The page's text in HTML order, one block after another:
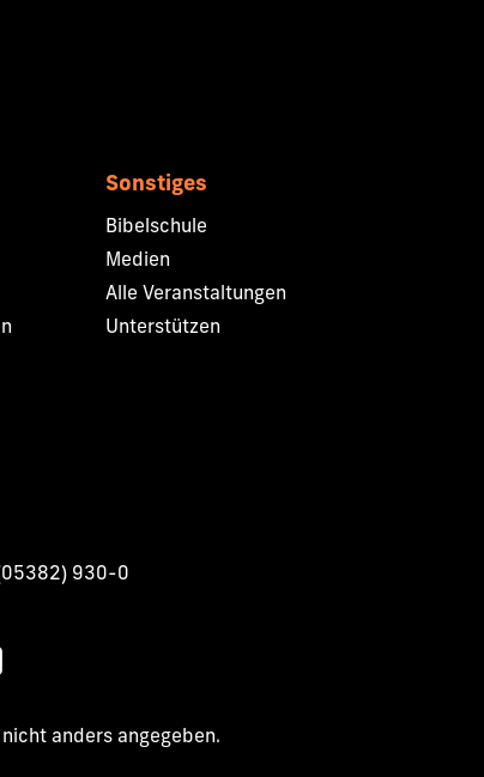
Sonstiges
Bibelschule
Medien
Alle Veranstaltungen
Unterstützen
930-0
anders angegeben.